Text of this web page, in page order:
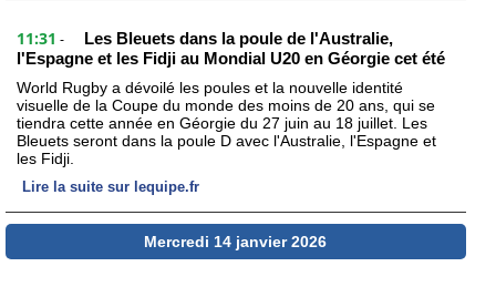
11:31 -
Les Bleuets dans la poule de l'Australie,
l'Espagne et les Fidji au Mondial U20 en Géorgie cet été
World Rugby a dévoilé les poules et la nouvelle identité
visuelle de la Coupe du monde des moins de 20 ans, qui se
tiendra cette année en Géorgie du 27 juin au 18 juillet. Les
Bleuets seront dans la poule D avec l'Australie, l'Espagne et
les Fidji.
Lire la suite sur lequipe.fr
Mercredi 14 janvier 2026